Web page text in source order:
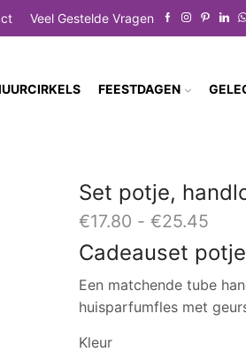
Veel Gestelde Vragen
FEESTDAGEN
Set potje,
€17.80 - €25.45
tot
Cadeauset
Een matchende tube
huisparfumfles met
Kleur